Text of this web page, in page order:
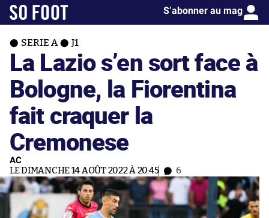
S’abonner au mag
SERIE A J1
La Lazio s’en sort face à
Bologne, la Fiorentina
fait craquer la
Cremonese
AC
LE DIMANCHE 14 AOÛT 2022 À 20:45 6